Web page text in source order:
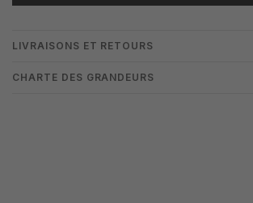
LIVRAISONS ET RETOURS
CHARTE DES GRANDEURS